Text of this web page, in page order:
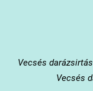
Vecsés
Vecsés